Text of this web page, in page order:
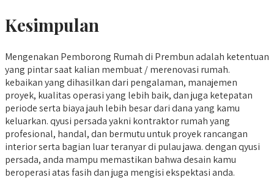
Kesimpulan
Mengenakan Pemborong Rumah di Prembun adalah ketentuan
yang pintar saat kalian membuat / merenovasi rumah.
kebaikan yang dihasilkan dari pengalaman, manajemen
proyek, kualitas operasi yang lebih baik, dan juga ketepatan
periode serta biaya jauh lebih besar dari dana yang kamu
keluarkan. qyusi persada yakni kontraktor rumah yang
profesional, handal, dan bermutu untuk proyek rancangan
interior serta bagian luar teranyar di pulau jawa. dengan qyusi
persada, anda mampu memastikan bahwa desain kamu
beroperasi atas fasih dan juga mengisi ekspektasi anda.